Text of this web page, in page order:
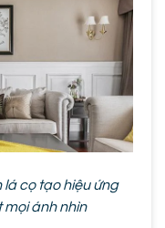
lá cọ tạo hiệu ứng
mọi ánh nhìn